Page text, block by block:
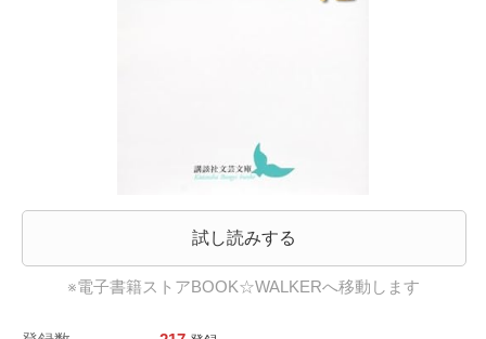
試し読みする
※電子書籍ストアBOOK☆WALKERへ移動します